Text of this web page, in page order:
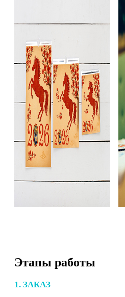
Этапы работы
1. ЗАКАЗ